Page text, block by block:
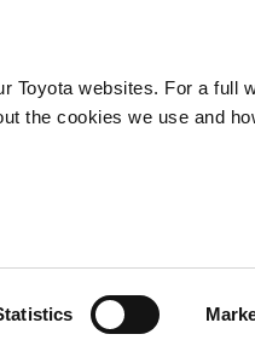
Toyota websites. For a full
the cookies we use and